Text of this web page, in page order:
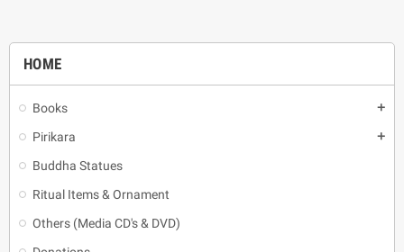
HOME
Books add
Pirikara add
Buddha Statues
Ritual Items & Ornament
Others (Media CD's & DVD)